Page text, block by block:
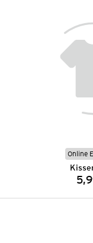
Online